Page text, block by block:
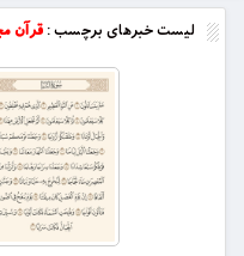
لیست خبرهای برچسب :قرآن